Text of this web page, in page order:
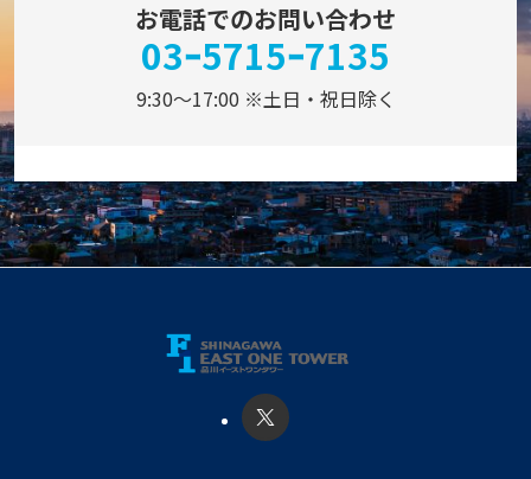
お電話でのお問い合わせ
03ｰ5715ｰ7135
9:30～17:00 ※土日・祝日除く